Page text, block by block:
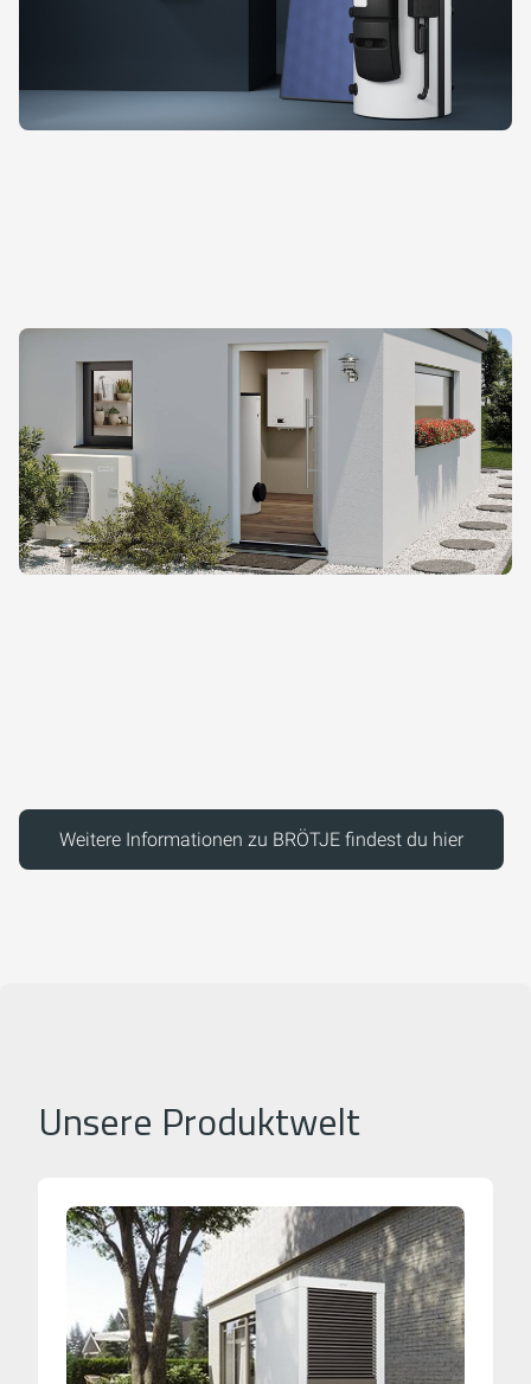
Weitere Informationen zu BRÖTJE findest du hier
Unsere Produktwelt